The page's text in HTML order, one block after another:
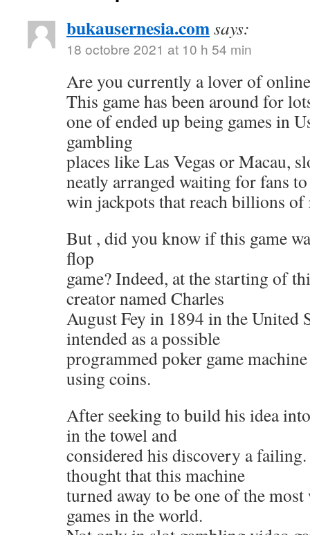
bukausernesia.comsays:
18 octobre 2021 at 10 h 54 min
Are you currently a lover of
This game has been around for
one of ended up being games in
gambling
places like Las Vegas or Macau,
neatly arranged waiting for fans
win jackpots that reach billions of
But , did you know if this game
flop
game? Indeed, at the starting of
creator named Charles
August Fey in 1894 in the United
intended as a possible
programmed poker game
using coins.
After seeking to build his idea
in the towel and
considered his discovery a
thought that this machine
turned away to be one of the
games in the world.